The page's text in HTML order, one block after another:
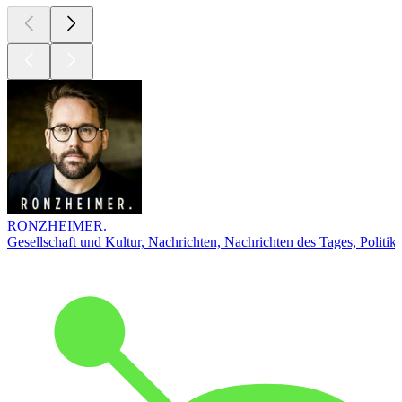
RONZHEIMER.
Gesellschaft und Kultur, Nachrichten, Nachrichten des Tages, Politik